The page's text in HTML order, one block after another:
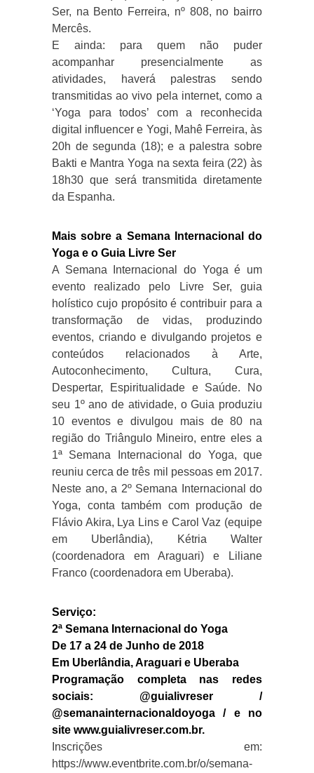
Ser, na Bento Ferreira, nº 808, no bairro
Mercês.
E ainda: para quem não puder
acompanhar presencialmente as
atividades, haverá palestras sendo
transmitidas ao vivo pela internet, como a
‘Yoga para todos’ com a reconhecida
digital influencer e Yogi, Mahê Ferreira, às
20h de segunda (18); e a palestra sobre
Bakti e Mantra Yoga na sexta feira (22) às
18h30 que será transmitida diretamente
da Espanha.
Mais sobre a Semana Internacional do
Yoga e o Guia Livre Ser
A Semana Internacional do Yoga é um
evento realizado pelo Livre Ser, guia
holístico cujo propósito é contribuir para a
transformação de vidas, produzindo
eventos, criando e divulgando projetos e
conteúdos relacionados à Arte,
Autoconhecimento, Cultura, Cura,
Despertar, Espiritualidade e Saúde. No
seu 1º ano de atividade, o Guia produziu
10 eventos e divulgou mais de 80 na
região do Triângulo Mineiro, entre eles a
1ª Semana Internacional do Yoga, que
reuniu cerca de três mil pessoas em 2017.
Neste ano, a 2º Semana Internacional do
Yoga, conta também com produção de
Flávio Akira, Lya Lins e Carol Vaz (equipe
em Uberlândia), Kétria Walter
(coordenadora em Araguari) e Liliane
Franco (coordenadora em Uberaba).
Serviço:
2ª Semana Internacional do Yoga
De 17 a 24 de Junho de 2018
Em Uberlândia, Araguari e Uberaba
Programação completa nas redes
sociais: @guialivreser /
@semanainternacionaldoyoga / e no
site www.guialivreser.com.br.
Inscrições em:
https://www.eventbrite.com.br/o/semana-